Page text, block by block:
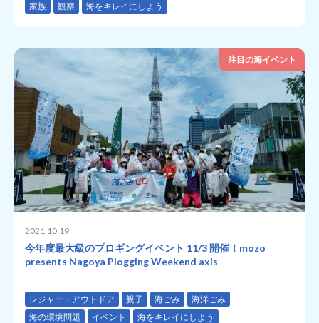
家族
観察 海をキレイにしよう
注目の海イベント
2021.10.19
今年度最大級のプロギングイベント 11/3 開催！mozo
presents Nagoya Plogging Weekend axis
レジャー・アウトドア 親子 海ごみ
海洋ごみ
海の環境問題
イベント 海をキレイにしよう